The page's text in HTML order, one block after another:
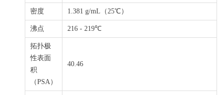
密度 1.381 g/mL（25℃）
沸点 216 - 219℃
拓扑极
性表面
积
（PSA）
40.46